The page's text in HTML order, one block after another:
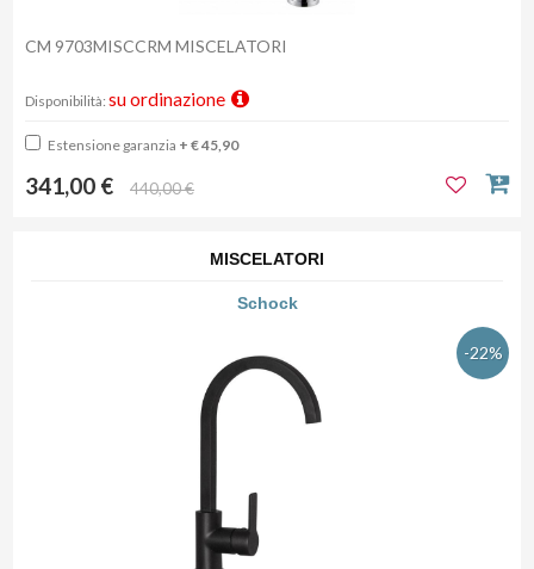
CM 9703MISCCRM MISCELATORI
Disponibilità: su ordinazione
Estensione garanzia + € 45,90
341,00 € 440,00 €
MISCELATORI
Schock
-22%